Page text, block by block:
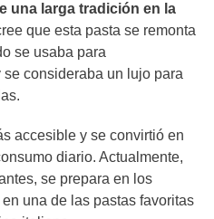
una larga tradición en la
que esta pasta se remonta
se usaba para
consideraba un lujo para
accesible y se convirtió en
diario. Actualmente,
se prepara en los
una de las pastas favoritas